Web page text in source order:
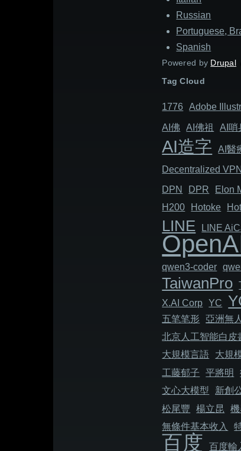
Russian
Portuguese,
Spanish
Powered by Drupal
Tag Cloud
1776 Adob​​e
AI佛 AI佛祖 AI哨
AI造字 AI醫
Decentralized VPN
DPN
DPR Elon
H200
Hotoke
LINE LINE
qwen3-coder
TaiwanPro
X.AI Corp
YC
五笔笔形
亞洲無
北京人工智能白皮
大規模言語
大規
工藤郁子
平將明
文心大模型
新創
松尾豐
楊立昆 機
無條件基本收入
百度 百度輸